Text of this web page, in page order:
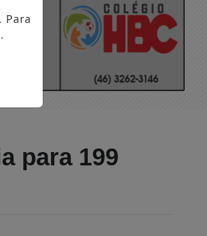
para 199
Para